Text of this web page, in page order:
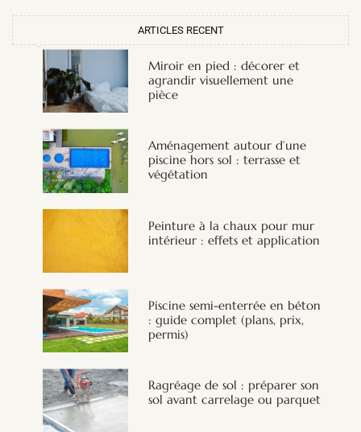
ARTICLES RECENT
Miroir en pied : décorer et
agrandir visuellement une
pièce
Aménagement autour d’une
piscine hors sol : terrasse et
végétation
Peinture à la chaux pour mur
intérieur : effets et application
Piscine semi-enterrée en béton
: guide complet (plans, prix,
permis)
Ragréage de sol : préparer son
sol avant carrelage ou parquet